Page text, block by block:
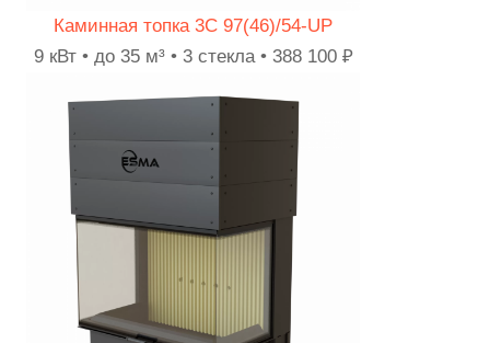
Каминная топка 3C 97(46)/54-UP
9 кВт • до 35 м³ • 3 стекла • 388 100 ₽